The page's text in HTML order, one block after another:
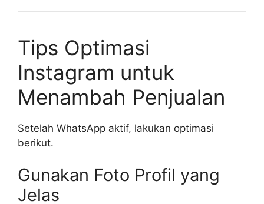
Tips Optimasi
Instagram untuk
Menambah Penjualan
Setelah WhatsApp aktif, lakukan optimasi
berikut.
Gunakan Foto Profil yang
Jelas